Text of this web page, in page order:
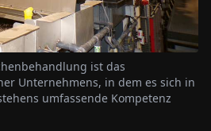
ist das
Unternehmens, in dem es sich in
umfassende Kompetenz